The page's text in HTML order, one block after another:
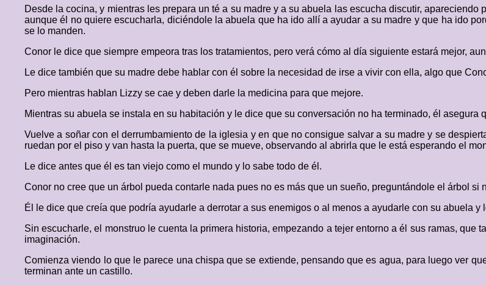
Desde la cocina, y mientras les prepara un té a su madre y a su abuela las escucha discutir,
aunque él no quiere escucharla, diciéndole la abuela que ha ido allí a ayudar a su madre y que ha ido
se lo manden.
Conor le dice que siempre empeora tras los tratamientos, pero verá cómo al día siguiente estará mejor,
Le dice también que su madre debe hablar con él sobre la necesidad de irse a vivir con ella, algo que
Pero mientras hablan Lizzy se cae y deben darle la medicina para que mejore.
Mientras su abuela se instala en su habitación y le dice que su conversación no ha terminado, él asegura
Vuelve a soñar con el derrumbamiento de la iglesia y en que no consigue salvar a su madre y se
ruedan por el piso y van hasta la puerta, que se mueve, observando al abrirla que le está esperando el
Le dice antes que él es tan viejo como el mundo y lo sabe todo de él.
Conor no cree que un árbol pueda contarle nada pues no es más que un sueño, preguntándole el árbol si
Él le dice que creía que podría ayudarle a derrotar a sus enemigos o al menos a ayudarle con su abuela
Sin escucharle, el monstruo le cuenta la primera historia, empezando a tejer entorno a él sus ramas,
imaginación.
Comienza viendo lo que le parece una chispa que se extiende, pensando que es agua, para luego ver
terminan ante un castillo.